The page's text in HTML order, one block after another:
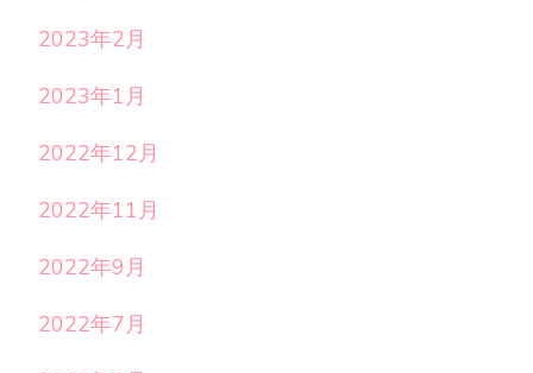
2023年2月
2023年1月
2022年12月
2022年11月
2022年9月
2022年7月